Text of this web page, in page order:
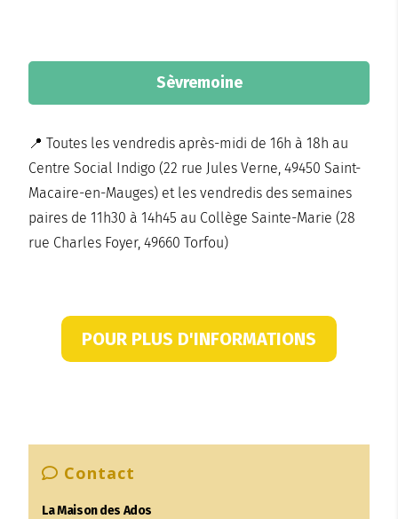
Sèvremoine
📍 Toutes les vendredis après-midi de 16h à 18h au
Centre Social Indigo (22 rue Jules Verne, 49450 Saint-
Macaire-en-Mauges) et les vendredis des semaines
paires de 11h30 à 14h45 au Collège Sainte-Marie (28
rue Charles Foyer, 49660 Torfou)
POUR PLUS D'INFORMATIONS
Contact
La Maison des Ados